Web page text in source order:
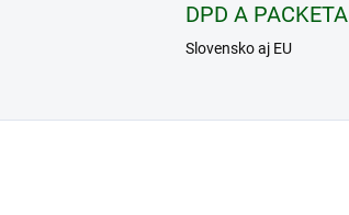
DPD A PACKETA
Slovensko aj EU